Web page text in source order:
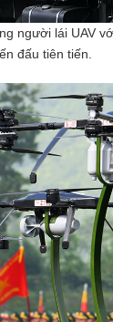
người lái UAV
đấu tiên tiến.